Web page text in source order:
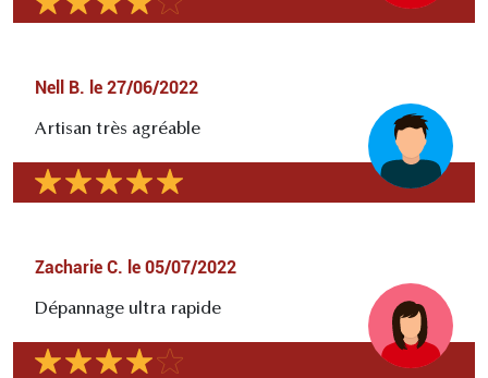
Nell B. le 27/06/2022
Artisan très agréable
Zacharie C. le 05/07/2022
Dépannage ultra rapide